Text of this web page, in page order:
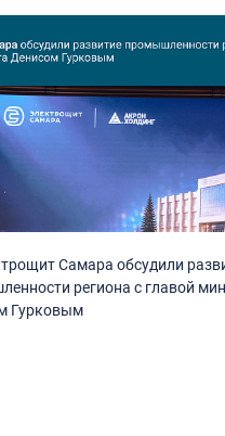
Самара обсудили
региона с главой
Гурковым